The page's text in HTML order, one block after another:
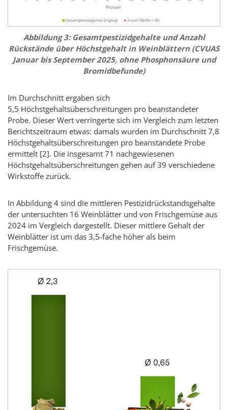
Abbildung 3: Gesamtpestizidgehalte und Anzahl
Rückstände über Höchstgehalt in Weinblättern (CVUAS
Januar bis September 2025, ohne Phosphonsäure und
Bromidbefunde)
Im Durchschnitt ergaben sich
5,5 Höchstgehaltsüberschreitungen pro beanstandeter
Probe. Dieser Wert verringerte sich im Vergleich zum letzten
Berichtszeitraum etwas: damals wurden im Durchschnitt 7,8
Höchstgehaltsüberschreitungen pro beanstandete Probe
ermittelt [2]. Die insgesamt 71 nachgewiesenen
Höchstgehaltsüberschreitungen gehen auf 39 verschiedene
Wirkstoffe zurück.
In Abbildung 4 sind die mittleren Pestizidrückstandsgehalte
der untersuchten 16 Weinblätter und von Frischgemüse aus
2024 im Vergleich dargestellt. Dieser mittlere Gehalt der
Weinblätter ist um das 3,5-fache höher als beim
Frischgemüse.